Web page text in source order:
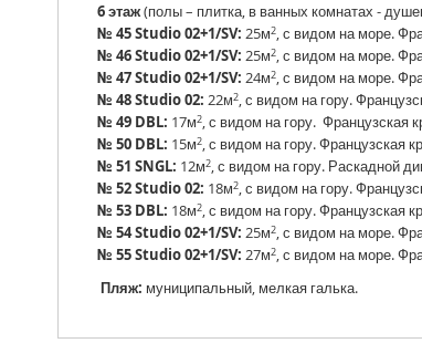
6 этаж(полы – плитка, в ванных комнатах -
№ 45 Studio 02+1/SV: 25м2, с видом на море.
№ 46 Studio 02+1/SV: 25м2, с видом на море.
№ 47 Studio 02+1/SV: 24м2, с видом на море.
№ 48 Studio 02: 22м2, с видом на гору.
№ 49 DBL: 17м2, с видом на гору. Французская
№ 50 DBL: 15м2, с видом на гору. Французская
№ 51 SNGL: 12м2, с видом на гору. Раскадной
№ 52 Studio 02: 18м2, с видом на гору.
№ 53 DBL: 18м2, с видом на гору. Французская
№ 54 Studio 02+1/SV: 25м2, с видом на море.
№ 55 Studio 02+1/SV: 27м2, с видом на море.
Пляж: муниципальный, мелкая галька.